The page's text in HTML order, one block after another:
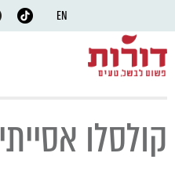
EN
קולסלו אסייתי